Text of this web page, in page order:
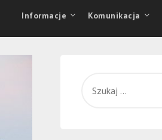
Informacje Komunikacja